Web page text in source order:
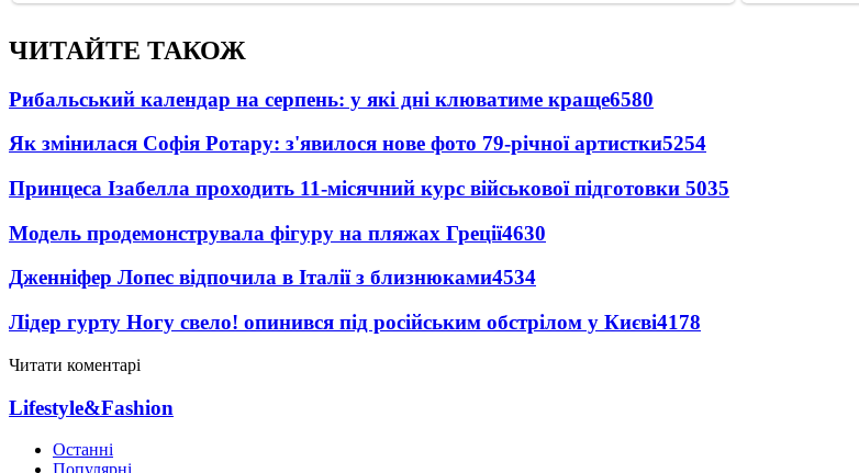
ЧИТАЙТЕ ТАКОЖ
Рибальський календар на серпень: у які дні клюватиме краще6580
Як змінилася Софія Ротару: з'явилося нове фото 79-річної артистки5254
Принцеса Ізабелла проходить 11-місячний курс військової підготовки 5035
Модель продемонструвала фігуру на пляжах Греції4630
Дженніфер Лопес відпочила в Італії з близнюками4534
Лідер гурту Ногу свело! опинився під російським обстрілом у Києві4178
Читати коментарі
Lifestyle&Fashion
Останні